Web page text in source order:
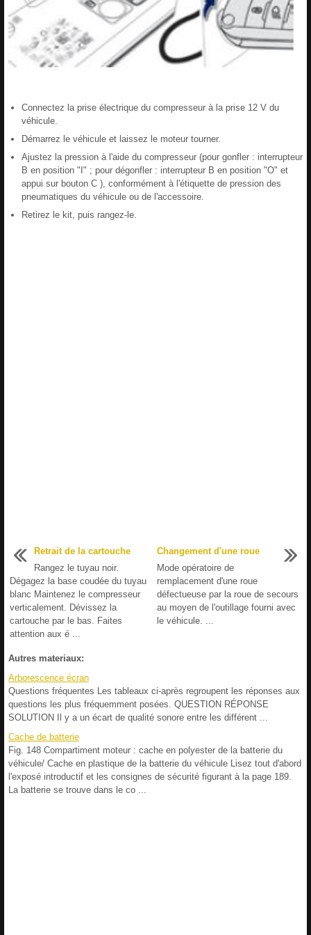
Connectez la prise électrique du compresseur à la prise 12 V du
véhicule.
Démarrez le véhicule et laissez le moteur tourner.
Ajustez la pression à l'aide du compresseur (pour gonfler : interrupteur
B en position "I" ; pour dégonfler : interrupteur B en position "O" et
appui sur bouton C ), conformément à l'étiquette de pression des
pneumatiques du véhicule ou de l'accessoire.
Retirez le kit, puis rangez-le.
Retrait de la cartouche
Rangez le tuyau noir.
Dégagez la base coudée du tuyau
blanc Maintenez le compresseur
verticalement. Dévissez la
cartouche par le bas. Faites
attention aux é ...
Changement d'une roue
Mode opératoire de
remplacement d'une roue
défectueuse par la roue de secours
au moyen de l'outillage fourni avec
le véhicule. ...
Autres materiaux:
Arborescence écran
Questions fréquentes Les tableaux ci-après regroupent les réponses aux
questions les plus fréquemment posées. QUESTION RÉPONSE
SOLUTION Il y a un écart de qualité sonore entre les différent ...
Cache de batterie
Fig. 148 Compartiment moteur : cache en polyester de la batterie du
véhicule/ Cache en plastique de la batterie du véhicule Lisez tout d'abord
l'exposé introductif et les consignes de sécurité figurant à la page 189.
La batterie se trouve dans le co ...